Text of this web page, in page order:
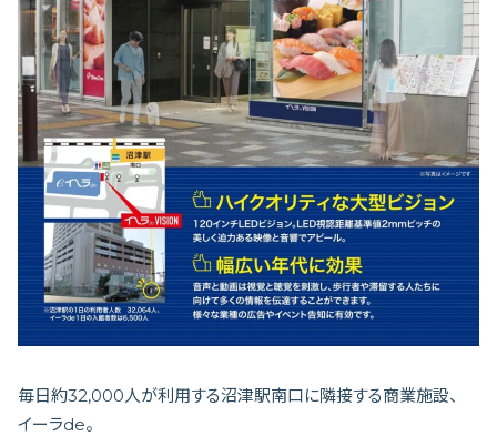
毎日約32,000人が利用する沼津駅南口に隣接する商業施設、
イーラde。